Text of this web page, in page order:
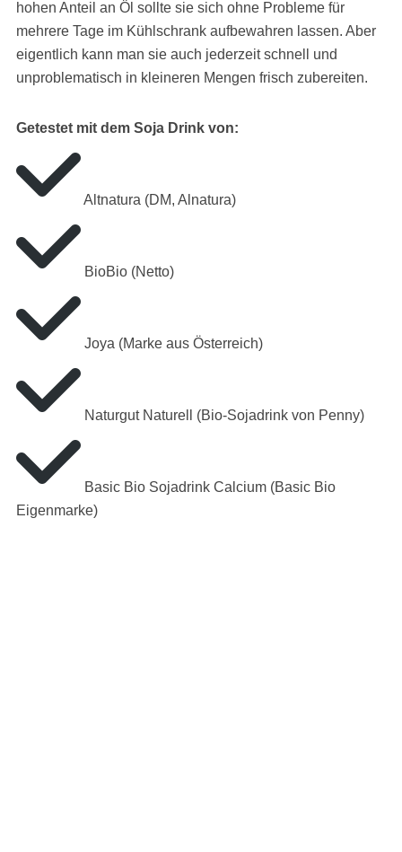
hohen Anteil an Öl sollte sie sich ohne Probleme für
mehrere Tage im Kühlschrank aufbewahren lassen. Aber
eigentlich kann man sie auch jederzeit schnell und
unproblematisch in kleineren Mengen frisch zubereiten.
Getestet mit dem Soja Drink von:
Altnatura (DM, Alnatura)
BioBio (Netto)
Joya (Marke aus Österreich)
Naturgut Naturell (Bio-Sojadrink von Penny)
Basic Bio Sojadrink Calcium (Basic Bio
Eigenmarke)